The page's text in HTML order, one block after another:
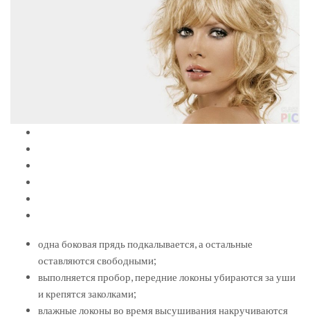
одна боковая прядь подкалывается, а остальные
оставляются свободными;
выполняется пробор, передние локоны убираются за уши
и крепятся заколками;
влажные локоны во время высушивания накручиваются